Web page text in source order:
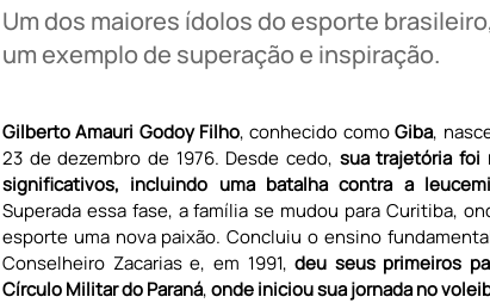
Um dos maiores ídolos do esporte
um exemplo de superação e inspiração.
Gilberto Amauri Godoy Filho, conhecido como Giba,
23 de dezembro de 1976. Desde cedo, sua trajetória foi
significativos, incluindo uma batalha contra a
Superada essa fase, a família se mudou para Curitiba,
esporte uma nova paixão. Concluiu o ensino
Conselheiro Zacarias e, em 1991, deu seus primeiros
Círculo Militar do Paraná, onde iniciou sua jornada no